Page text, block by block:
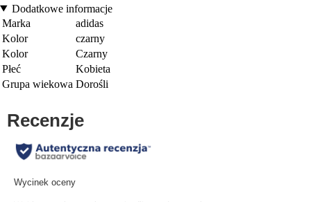
Dodatkowe informacje
Marka
adidas
Kolor
czarny
Kolor
Czarny
Płeć
Kobieta
Grupa wiekowa Dorośli